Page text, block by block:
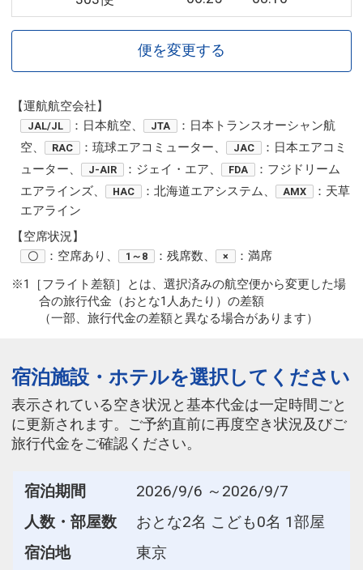
便を変更する
【運航航空会社】
JAL/JL ：日本航空、 JTA
：日本トランスオーシャン航
空、
RAC ：琉球エアコミューター、 JAC
：日本エアコミ
ューター、
J-AIR ：ジェイ・エア、 FDA
：フジドリーム
エアラインズ、
HAC ：北海道エアシステム、 AMX
：天草
エアライン
【空席状況】
〇 ：空席あり、 1～8 ：残席数、 ×
：満席
※1［フライト差額］とは、選択済みの航空便から変更した場
合の旅行代金（おとな1人あたり）の差額
（一部、旅行代金の差額と異なる場合があります）
宿泊施設・ホテルを選択してください
表示されている空き状況と基本代金は一定時間ごと
に更新されます。ご予約直前に再度空き状況及びご
旅行代金をご確認ください。
宿泊期間
2026/9/6 ～2026/9/7
人数・部屋数
おとな2名 こども0名 1部屋
宿泊地
東京